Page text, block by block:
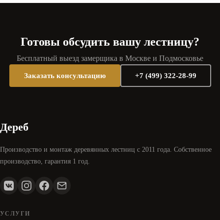
и невозможно для забежных ступеней / резных
Не покрывает: повреждения от ударов, царапин,
разлитой воды, использования агрессивной химии.
Расширенная гарантия 2 года — на лестницы из дуба
и ясеня (+5% к цене).
Готовы обсудить вашу лестницу?
Бесплатный выезд замерщика в Москве и Подмосковье
Заказать консультацию +7 (499) 322-28-99
Дереб
Производство и монтаж деревянных лестниц с 2011 года. Собственное
производство, гарантия 1 год.
УСЛУГИ